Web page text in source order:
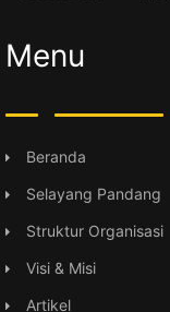
Menu
Beranda
Selayang Pandang
Struktur Organisasi
Visi & Misi
Artikel